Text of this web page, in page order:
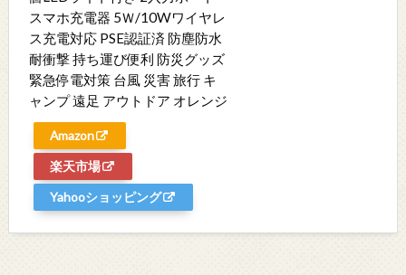
スマホ充電器 5Ｗ/10Wワイヤレ
ス充電対応 PSE認証済 防塵防水
耐衝撃 持ち運び便利 防災グッズ
緊急停電対策 台風 災害 旅行 キ
ャンプ 遠足 アウトドア オレンジ
Amazon
楽天市場
Yahooショッピング